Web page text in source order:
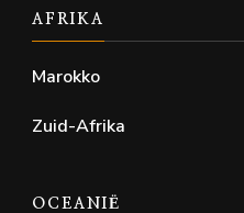
AFRIKA
Marokko
Zuid-Afrika
OCEANIË